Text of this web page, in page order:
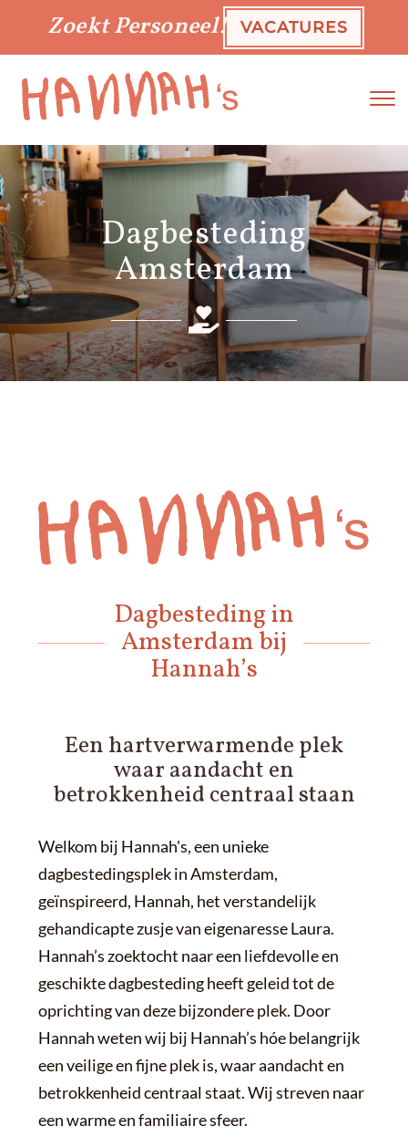
Dagbesteding
Amsterdam
Dagbesteding in
Amsterdam bij
Hannah’s
Een hartverwarmende plek
waar aandacht en
betrokkenheid centraal staan
Welkom bij Hannah's, een unieke
dagbestedingsplek in Amsterdam,
geïnspireerd, Hannah, het verstandelijk
gehandicapte zusje van eigenaresse Laura.
Hannah’s zoektocht naar een liefdevolle en
geschikte dagbesteding heeft geleid tot de
oprichting van deze bijzondere plek. Door
Hannah weten wij bij Hannah’s hóe belangrijk
een veilige en fijne plek is, waar aandacht en
betrokkenheid centraal staat. Wij streven naar
een warme en familiaire sfeer.
Zoekt Personeel! VACATURES